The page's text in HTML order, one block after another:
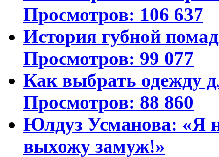
Просмотров: 106 637
История губной
Просмотров: 99 077
Как выбрать одежду
Просмотров: 88 860
Юлдуз Усманова: «Я
выхожу замуж!»